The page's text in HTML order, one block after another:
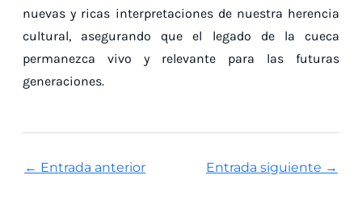
nuevas y ricas interpretaciones de nuestra herencia
cultural, asegurando que el legado de la cueca
permanezca vivo y relevante para las futuras
generaciones.
← Entrada anterior Entrada siguiente →